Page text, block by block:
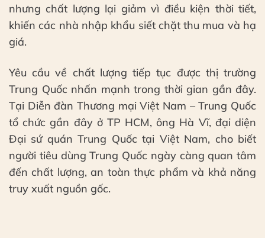
nhưng chất lượng lại giảm vì điều kiện thời tiết,
khiến các nhà nhập khẩu siết chặt thu mua và hạ
giá.
Yêu cầu về chất lượng tiếp tục được thị trường
Trung Quốc nhấn mạnh trong thời gian gần đây.
Tại Diễn đàn Thương mại Việt Nam – Trung Quốc
tổ chức gần đây ở TP HCM, ông Hà Vĩ, đại diện
Đại sứ quán Trung Quốc tại Việt Nam, cho biết
người tiêu dùng Trung Quốc ngày càng quan tâm
đến chất lượng, an toàn thực phẩm và khả năng
truy xuất nguồn gốc.